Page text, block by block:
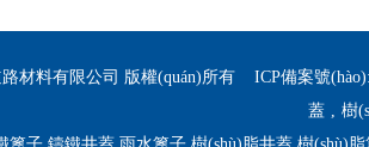
路材料有限公司 版權(quán)所有 ICP備案號(hào):
蓋 , 樹